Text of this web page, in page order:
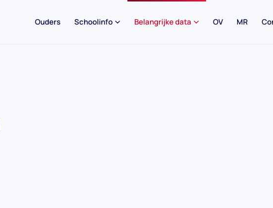
Ouders Schoolinfo Belangrijke data OV MR